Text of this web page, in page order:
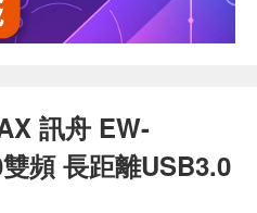
訊舟 EW-
頻 長距離USB3.0